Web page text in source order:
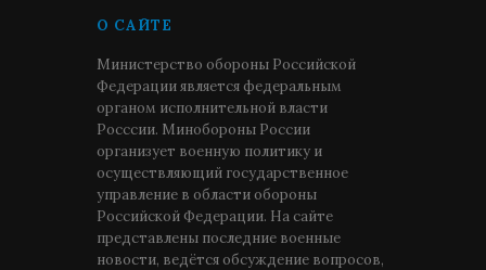
О САЙТЕ
Министерство обороны Российской
Федерации является федеральным
органом исполнительной власти
Росссии. Минобороны России
организует военную политику и
осуществляющий государственное
управление в области обороны
Российской Федерации. На сайте
представлены последние военные
новости, ведётся обсуждение вопросов,